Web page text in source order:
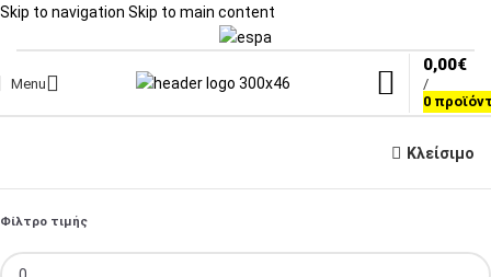
Skip to navigation Skip to main content
Menu
0
/
0,00€
Κλείσιμο
Φίλτρο τιμής